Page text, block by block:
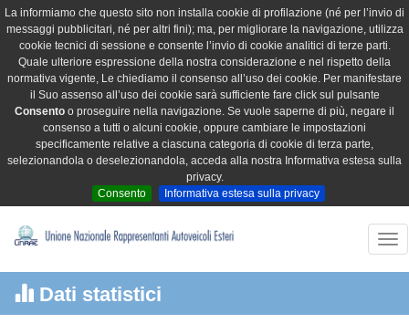
La informiamo che questo sito non installa cookie di profilazione (né per l’invio di
messaggi pubblicitari, né per altri fini); ma, per migliorare la navigazione, utilizza
cookie tecnici di sessione e consente l’invio di cookie analitici di terze parti.
Quale ulteriore espressione della nostra considerazione e nel rispetto della
normativa vigente, Le chiediamo il consenso all’uso dei cookie. Per manifestare
il Suo assenso all’uso dei cookie sarà sufficiente fare click sul pulsante
Consento o proseguire nella navigazione. Se vuole saperne di più, negare il
consenso a tutti o alcuni cookie, oppure cambiare le impostazioni
specificamente relative a ciascuna categoria di cookie di terza parte,
selezionandola o deselezionandola, acceda alla nostra Informativa estesa sulla
privacy.
Consento
Informativa estesa sulla privacy
Dati statistici